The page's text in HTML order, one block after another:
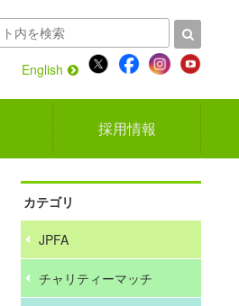
English
採用情報
カテゴリ
JPFA
チャリティーマッチ